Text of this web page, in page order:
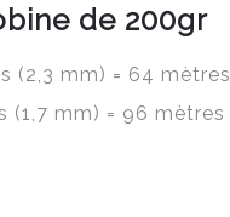
de 200gr
(2,3 mm) = 64 mètres
(1,7 mm) = 96 mètres